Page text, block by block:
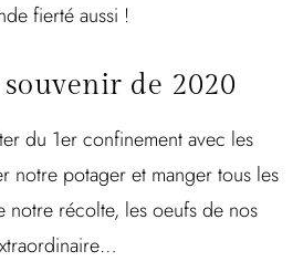
fierté aussi !
de 2020
du 1er confinement avec les
notre potager et manger tous les
notre récolte, les oeufs de nos